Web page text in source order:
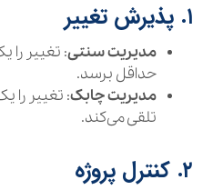
۱. پذیرش تغییر
مدیریت سنتی: تغییر را
حداقل برسد.
مدیریت چابک: تغییر را
تلقی می‌کند.
۲. کنترل پروژه